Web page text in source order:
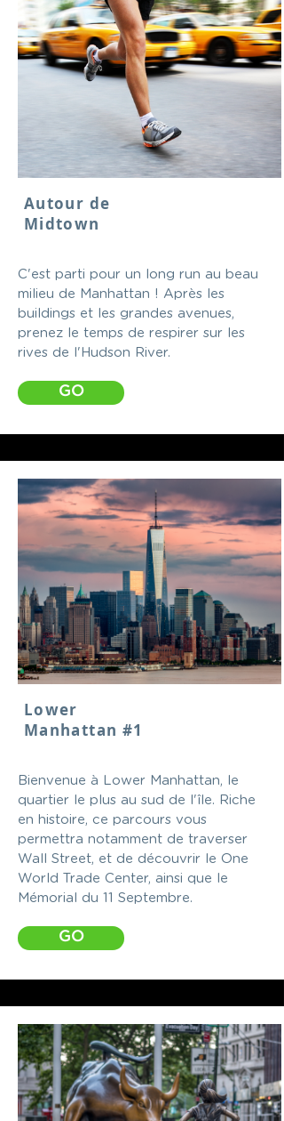
Autour de
Midtown
C'est parti pour un long run au beau
milieu de Manhattan ! Après les
buildings et les grandes avenues,
prenez le temps de respirer sur les
rives de l'Hudson River.
GO
Lower
Manhattan #1
Bienvenue à Lower Manhattan, le
quartier le plus au sud de l'île. Riche
en histoire, ce parcours vous
permettra notamment de traverser
Wall Street, et de découvrir le One
World Trade Center, ainsi que le
Mémorial du 11 Septembre.
GO